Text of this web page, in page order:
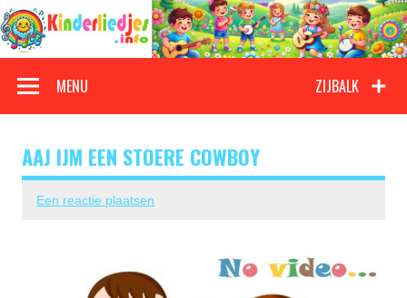
Doorgaan
naar
inhoud
Kinderliedjes
ZIJBALK
MENU
AAJ IJM EEN STOERE COWBOY
Een reactie plaatsen